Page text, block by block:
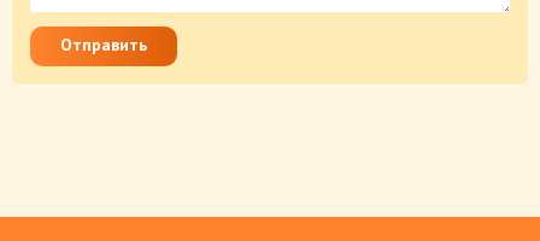
Отправить